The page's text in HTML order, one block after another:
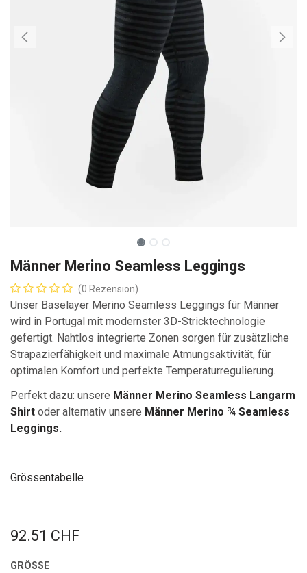
Männer Merino Seamless Leggings
(0 Rezension)
Unser Baselayer Merino Seamless Leggings für Männer
wird in Portugal mit modernster 3D-Stricktechnologie
gefertigt. Nahtlos integrierte Zonen sorgen für zusätzliche
Strapazierfähigkeit und maximale Atmungsaktivität, für
optimalen Komfort und perfekte Temperaturregulierung.
Perfekt dazu: unsere Männer Merino Seamless Langarm
Shirt oder alternativ unsere Männer Merino ¾ Seamless
Leggings.
Grössentabelle
92.51 CHF
GRÖSSE